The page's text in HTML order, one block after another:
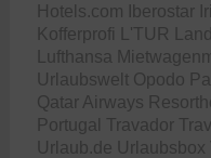
Hotels.com
Iberostar
Kofferprofi
L'TUR
Lufthansa
Urlaubswelt Opodo
Qatar Airways
Portugal
Travador
Urlaub.de Urlaubsbox